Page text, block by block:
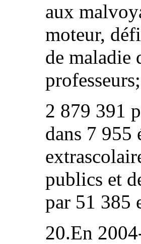
aux
moteur,
de maladie
professeurs;
2 879 391
dans 7 955
publics et
par 51 385
20.En